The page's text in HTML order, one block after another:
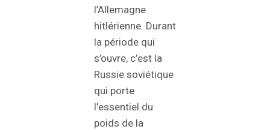
l’Allemagne
hitlérienne. Durant
la période qui
s’ouvre, c’est la
Russie soviétique
qui porte
l’essentiel du
poids de la